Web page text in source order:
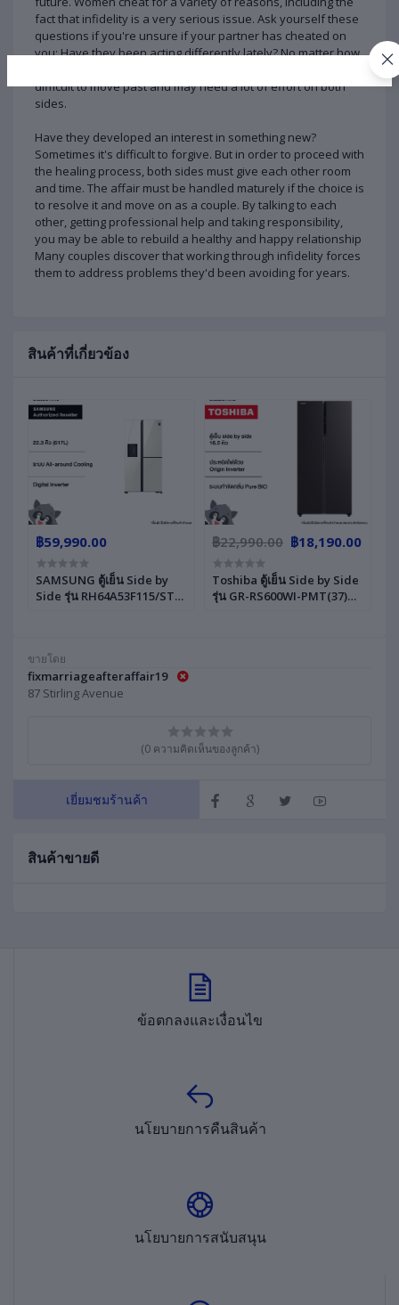
ขายโดย
fixmarriageafteraffair19
87 Stirling Avenue
(0 ความคิดเห็นของลูกค้า)
เยี่ยมชมร้านค้า
สินค้าขายดี
fact that infidelity is a very serious issue. Ask yourself these
questions if you're unsure if your partner has cheated on
you: Have they been acting differently lately? No matter how
difficult to move past and may need a lot of effort on both
sides.
Have they developed an interest in something new?
Sometimes it's difficult to forgive. But in order to proceed with
the healing process, both sides must give each other room
and time. The affair must be handled maturely if the choice is
to resolve it and move on as a couple. By talking to each
other, getting professional help and taking responsibility,
you may be able to rebuild a healthy and happy relationship
Many couples discover that working through infidelity forces
them to address problems they'd been avoiding for years.
สินค้าที่เกี่ยวข้อง
฿59,990.00
SAMSUNG ตู้เย็น Side by
Side รุ่น RH64A53F115/ST
จัดเก็บอาหาร และเครื่องดื่ม
อย่างสะดวกสบาย
฿22,990.00 ฿18,190.00
Toshiba ตู้เย็น Side by Side
รุ่น GR-RS600WI-PMT(37)
ข้อตกลงและเงื่อนไข
นโยบายการคืนสินค้า
นโยบายการสนับสนุน